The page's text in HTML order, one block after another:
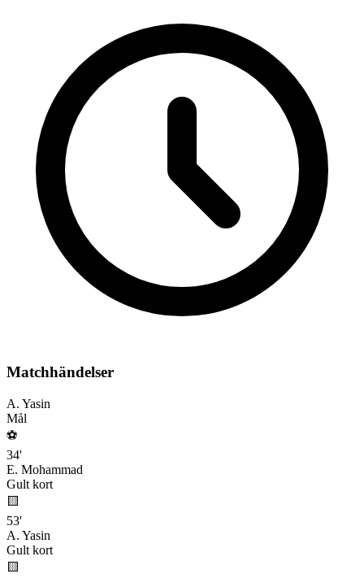
Matchhändelser
A. Yasin
Mål
⚽
34'
E. Mohammad
Gult kort
🟨
53'
A. Yasin
Gult kort
🟨